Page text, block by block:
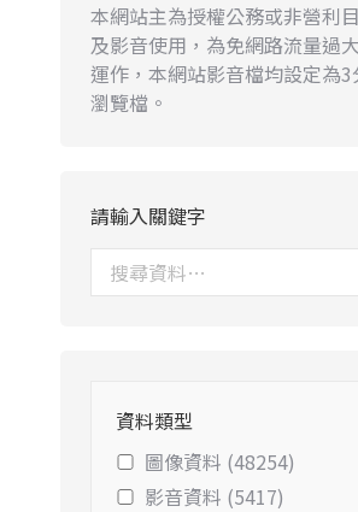
本網站主為授權公務或非營利
及影音使用，為免網路流量過
運作，本網站影音檔均設定為
瀏覽檔。
請輸入關鍵字
資料類型
圖像資料 (48254)
影音資料 (5417)